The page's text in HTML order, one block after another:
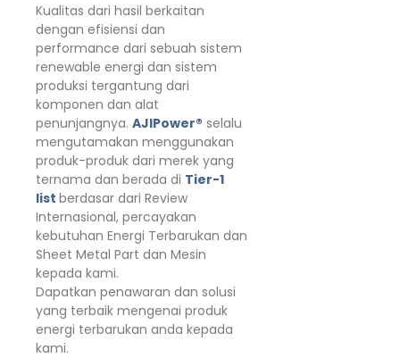
Kualitas dari hasil berkaitan
dengan efisiensi dan
performance dari sebuah sistem
renewable energi dan sistem
produksi tergantung dari
komponen dan alat
penunjangnya. AJIPower® selalu
mengutamakan menggunakan
produk-produk dari merek yang
ternama dan berada di Tier-1
list berdasar dari Review
Internasional, percayakan
kebutuhan Energi Terbarukan dan
Sheet Metal Part dan Mesin
kepada kami.
Dapatkan penawaran dan solusi
yang terbaik mengenai produk
energi terbarukan anda kepada
kami.